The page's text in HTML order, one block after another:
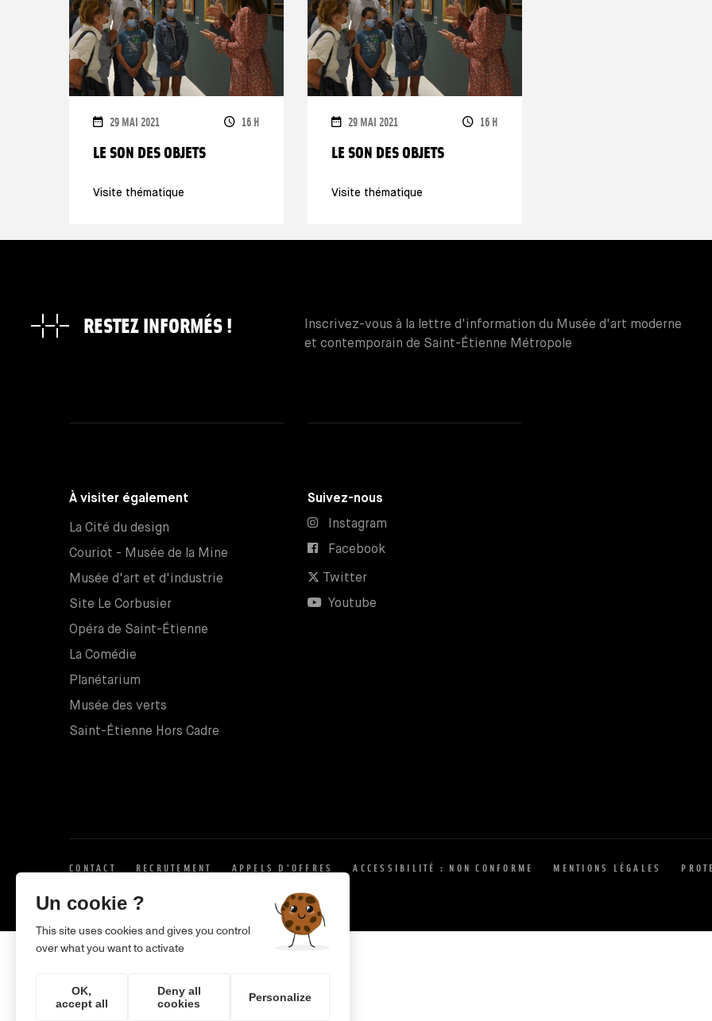
LE SON DES OBJETS
Visite thématique
DATES
29 MAI 2021 HORAIRES
16 H
LE SON DES OBJETS
Visite thématique
DATES
29 MAI 2021 HORAIRES
16 H
RESTEZ INFORMÉS !
Inscrivez-vous à la lettre d'information du Musée d'art moderne
et contemporain de Saint-Étienne Métropole
À visiter également
La Cité du design
Couriot - Musée de la Mine
Musée d'art et d'industrie
Site Le Corbusier
Opéra de Saint-Étienne
La Comédie
Planétarium
Musée des verts
Saint-Étienne Hors Cadre
Suivez-nous
Instagram
Facebook
TwitterNouvelle fenêtre
Youtube
CONTACT RECRUTEMENT APPELS D'OFFRES ACCESSIBILITÉ : NON CONFORME MENTIONS LÉGALES
Un cookie ?
This site uses cookies and gives you control
over what you want to activate
OK,
accept all
Deny all
cookies
Personalize